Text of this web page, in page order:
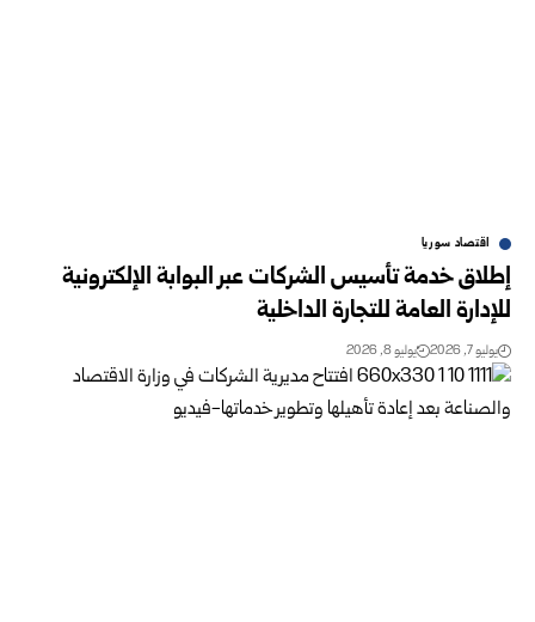
اقتصاد سوريا
إطلاق خدمة تأسيس الشركات عبر البوابة الإلكترونية
للإدارة العامة للتجارة الداخلية
يوليو 7, 2026 يوليو 8, 2026